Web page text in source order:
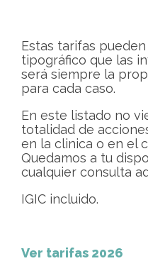
Estas tarifas
tipográfico que las
será siempre la
para cada caso.
En este listado no
totalidad de
en la clinica o en el
Quedamos a tu
cualquier consulta
IGIC incluido.
Ver tarifas 2026